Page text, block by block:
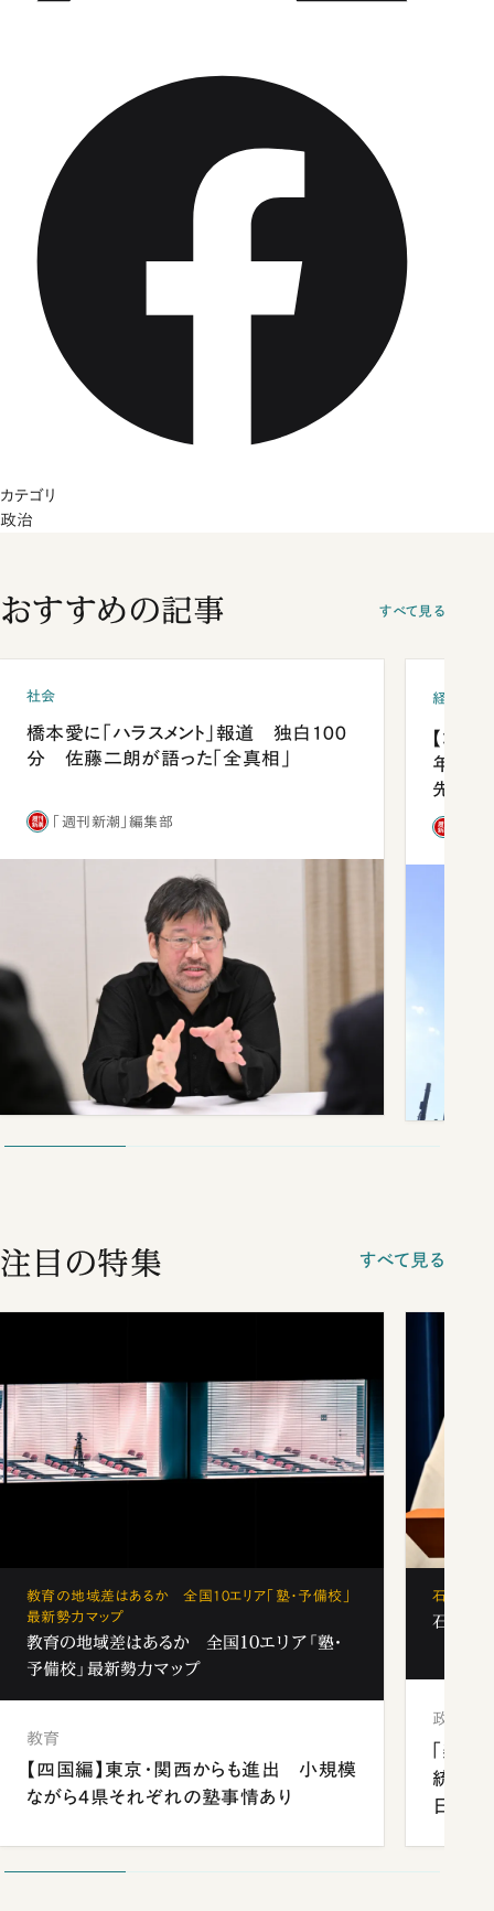
カテゴリ
政治
おすすめの記事 すべて見る
社会
橋本愛に「ハラスメント」報道 独白100
分 佐藤二朗が語った「全真相」
「週刊新潮」編集部
経済・ビ
【コン
年会は
先1位
注目の特集 すべて見る
教育の地域差はあるか 全国10エリア「塾・予備校」
最新勢力マップ
教育の地域差はあるか 全国10エリア「塾・
予備校」最新勢力マップ
教育
【四国編】東京・関西からも進出 小規模
ながら4県それぞれの塾事情あり
石破茂、
石破茂
政治
「楽し
統領と
日米